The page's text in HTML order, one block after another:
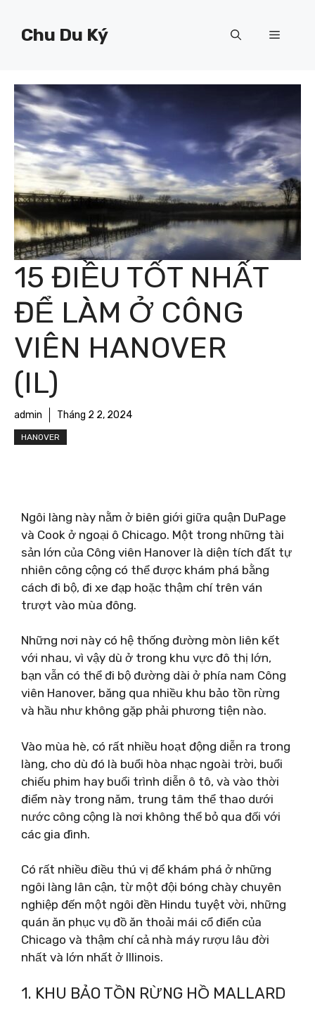
Chu Du Ký Menu
15 ĐIỀU TỐT NHẤT
ĐỂ LÀM Ở CÔNG
VIÊN HANOVER
(IL)
admin Tháng 2 2, 2024
HANOVER
Ngôi làng này nằm ở biên giới giữa quận DuPage
và Cook ở ngoại ô Chicago. Một trong những tài
sản lớn của Công viên Hanover là diện tích đất tự
nhiên công cộng có thể được khám phá bằng
cách đi bộ, đi xe đạp hoặc thậm chí trên ván
trượt vào mùa đông.
Những nơi này có hệ thống đường mòn liên kết
với nhau, vì vậy dù ở trong khu vực đô thị lớn,
bạn vẫn có thể đi bộ đường dài ở phía nam Công
viên Hanover, băng qua nhiều khu bảo tồn rừng
và hầu như không gặp phải phương tiện nào.
Vào mùa hè, có rất nhiều hoạt động diễn ra trong
làng, cho dù đó là buổi hòa nhạc ngoài trời, buổi
chiếu phim hay buổi trình diễn ô tô, và vào thời
điểm này trong năm, trung tâm thể thao dưới
nước công cộng là nơi không thể bỏ qua đối với
các gia đình.
Có rất nhiều điều thú vị để khám phá ở những
ngôi làng lân cận, từ một đội bóng chày chuyên
nghiệp đến một ngôi đền Hindu tuyệt vời, những
quán ăn phục vụ đồ ăn thoải mái cổ điển của
Chicago và thậm chí cả nhà máy rượu lâu đời
nhất và lớn nhất ở Illinois.
1. KHU BẢO TỒN RỪNG HỒ MALLARD